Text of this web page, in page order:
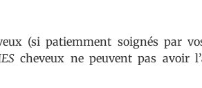
(si patiemment soignés par
cheveux ne peuvent pas avoir